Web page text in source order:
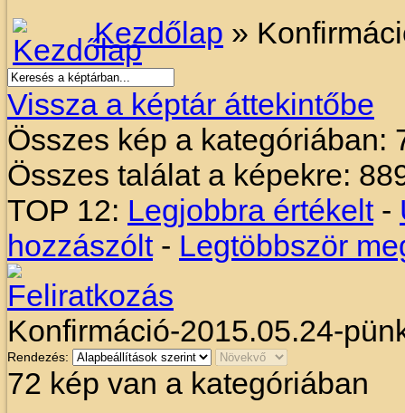
Kezdőlap »
Vissza a képtár áttekintőbe
Összes kép a kategóriában:
Összes találat a képekre:
TOP 12: Legjobbra értékelt-
hozzászólt- Legtöbbször
Konfirmáció-2015.05.24-
Rendezés:
72 kép van a kategóriában